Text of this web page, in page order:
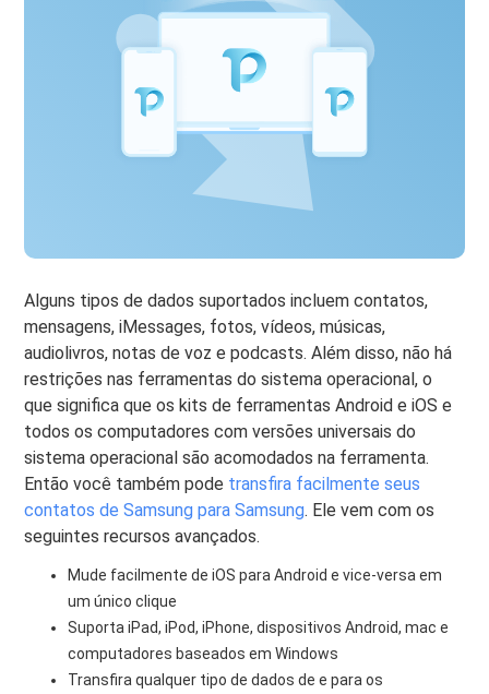
Alguns tipos de dados suportados incluem contatos,
mensagens, iMessages, fotos, vídeos, músicas,
audiolivros, notas de voz e podcasts. Além disso, não há
restrições nas ferramentas do sistema operacional, o
que significa que os kits de ferramentas Android e iOS e
todos os computadores com versões universais do
sistema operacional são acomodados na ferramenta.
Então você também pode transfira facilmente seus
contatos de Samsung para Samsung. Ele vem com os
seguintes recursos avançados.
Mude facilmente de iOS para Android e vice-versa em
um único clique
Suporta iPad, iPod, iPhone, dispositivos Android, mac e
computadores baseados em Windows
Transfira qualquer tipo de dados de e para os